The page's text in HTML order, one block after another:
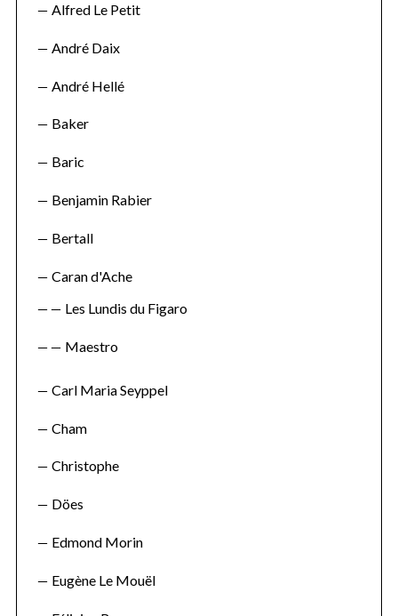
Alfred Le Petit
André Daix
André Hellé
Baker
Baric
Benjamin Rabier
Bertall
Caran d'Ache
Les Lundis du Figaro
Maestro
Carl Maria Seyppel
Cham
Christophe
Döes
Edmond Morin
Eugène Le Mouël
S
c
f
r